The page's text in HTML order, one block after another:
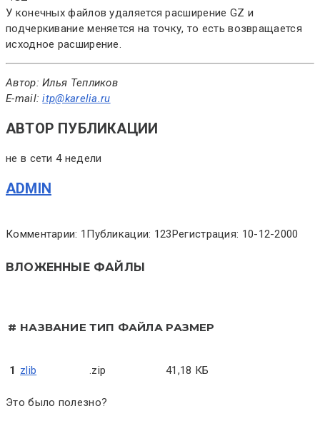
У конечных файлов удаляется расширение GZ и
подчеркивание меняется на точку, то есть возвращается
исходное расширение.
Автор: Илья Тепликов
E-mail:itp@karelia.ru
АВТОР ПУБЛИКАЦИИ
не в сети 4 недели
ADMIN
Комментарии: 1 Публикации: 123 Регистрация: 10-12-2000
ВЛОЖЕННЫЕ ФАЙЛЫ
# НАЗВАНИЕ ТИП ФАЙЛА РАЗМЕР
1 zlib .zip 41,18 КБ
Это было полезно?